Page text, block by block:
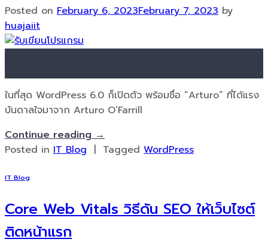
Posted on February 6, 2023February 7, 2023 by
huajaiit
ในที่สุด WordPress 6.0 ก็เปิดตัว พร้อมชื่อ “Arturo” ที่ได้แรง
บันดาลใจมาจาก Arturo O’Farrill
Continue reading→
Posted in IT Blog | Tagged WordPress
IT Blog
Core Web Vitals วิธีดัน SEO ให้เว็บไซต์
ติดหน้าแรก